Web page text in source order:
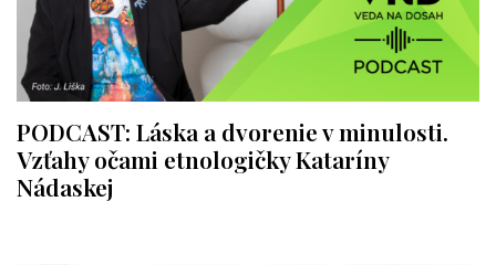
PODCAST: Láska a dvorenie v minulosti.
Vzťahy očami etnologičky Kataríny
Nádaskej